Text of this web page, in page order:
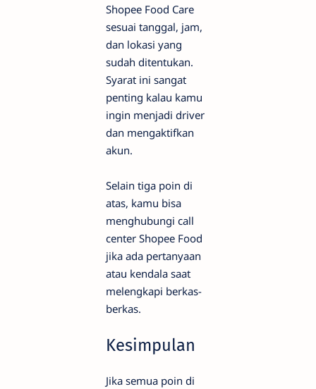
Shopee Food Care
sesuai tanggal, jam,
dan lokasi yang
sudah ditentukan.
Syarat ini sangat
penting kalau kamu
ingin menjadi driver
dan mengaktifkan
akun.
Selain tiga poin di
atas, kamu bisa
menghubungi call
center Shopee Food
jika ada pertanyaan
atau kendala saat
melengkapi berkas-
berkas.
Kesimpulan
Jika semua poin di